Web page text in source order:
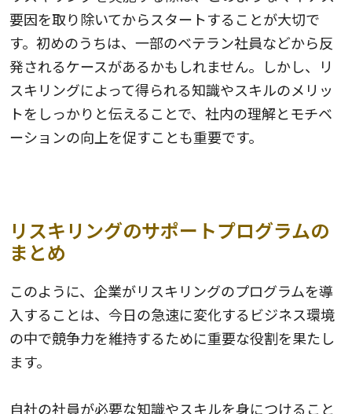
要因を取り除いてからスタートすることが大切で
す。初めのうちは、一部のベテラン社員などから反
発されるケースがあるかもしれません。しかし、リ
スキリングによって得られる知識やスキルのメリッ
トをしっかりと伝えることで、社内の理解とモチベ
ーションの向上を促すことも重要です。
リスキリングのサポートプログラムの
まとめ
このように、企業がリスキリングのプログラムを導
入することは、今日の急速に変化するビジネス環境
の中で競争力を維持するために重要な役割を果たし
ます。
自社の社員が必要な知識やスキルを身につけること